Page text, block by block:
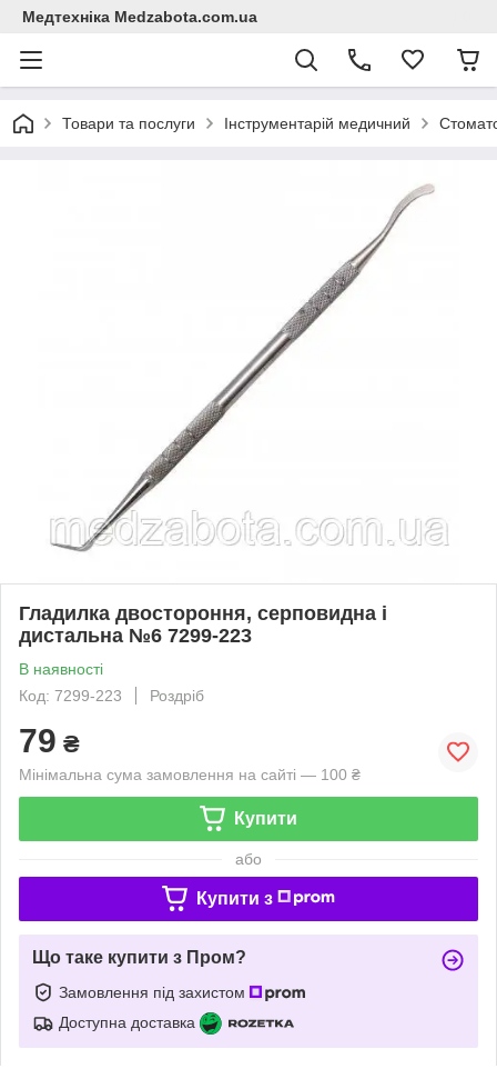
Медтехніка Medzabota.com.ua
Товари та послуги Інструментарій медичний
Гладилка двостороння, серповидна і
дистальна №6 7299-223
В наявності
Код: 7299-223
Роздріб
79 ₴
Мінімальна сума замовлення на сайті — 100 ₴
Купити
або
Купити з
Що таке купити з Пром?
Замовлення під захистом
Доступна доставка